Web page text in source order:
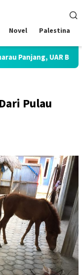
Novel Palestina
Satgas
Pulau